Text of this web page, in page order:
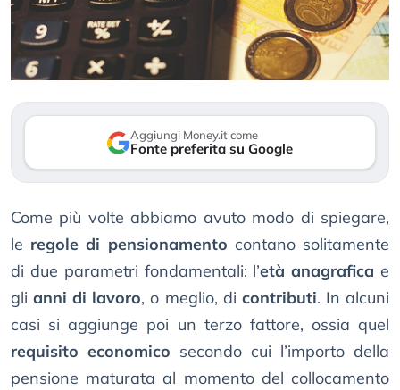
Aggiungi Money.it come
Fonte preferita su Google
Come più volte abbiamo avuto modo di spiegare,
le regole di pensionamento contano solitamente
di due parametri fondamentali: l’età anagrafica e
glianni di lavoro, o meglio, di contributi. In alcuni
casi si aggiunge poi un terzo fattore, ossia quel
requisito economico secondo cui l’importo della
pensione maturata al momento del collocamento